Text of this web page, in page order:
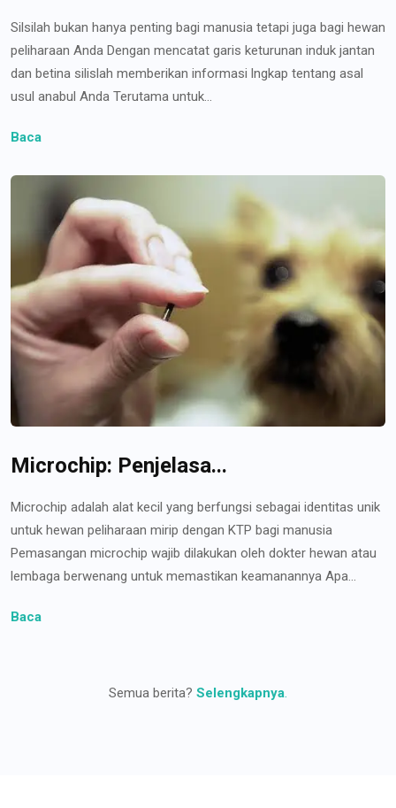
Silsilah bukan hanya penting bagi manusia tetapi juga bagi hewan
peliharaan Anda Dengan mencatat garis keturunan induk jantan
dan betina silislah memberikan informasi lngkap tentang asal
usul anabul Anda Terutama untuk...
Baca
Microchip: Penjelasa...
Microchip adalah alat kecil yang berfungsi sebagai identitas unik
untuk hewan peliharaan mirip dengan KTP bagi manusia
Pemasangan microchip wajib dilakukan oleh dokter hewan atau
lembaga berwenang untuk memastikan keamanannya Apa...
Baca
Semua berita? Selengkapnya